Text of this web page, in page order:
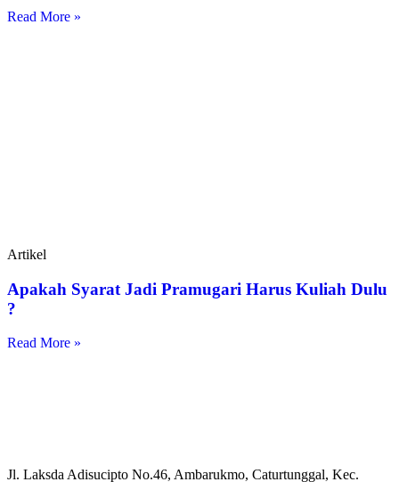
Read More »
Artikel
Apakah Syarat Jadi Pramugari Harus Kuliah Dulu
?
Read More »
Jl. Laksda Adisucipto No.46, Ambarukmo, Caturtunggal, Kec.